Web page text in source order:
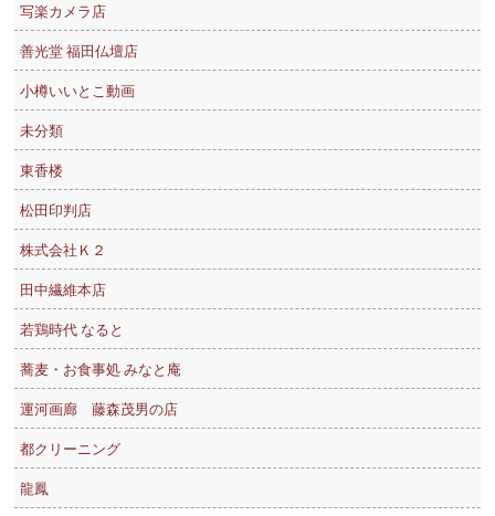
写楽カメラ店
善光堂 福田仏壇店
小樽いいとこ動画
未分類
東香楼
松田印判店
株式会社Ｋ２
田中繊維本店
若鶏時代 なると
蕎麦・お食事処 みなと庵
運河画廊 藤森茂男の店
都クリーニング
龍鳳